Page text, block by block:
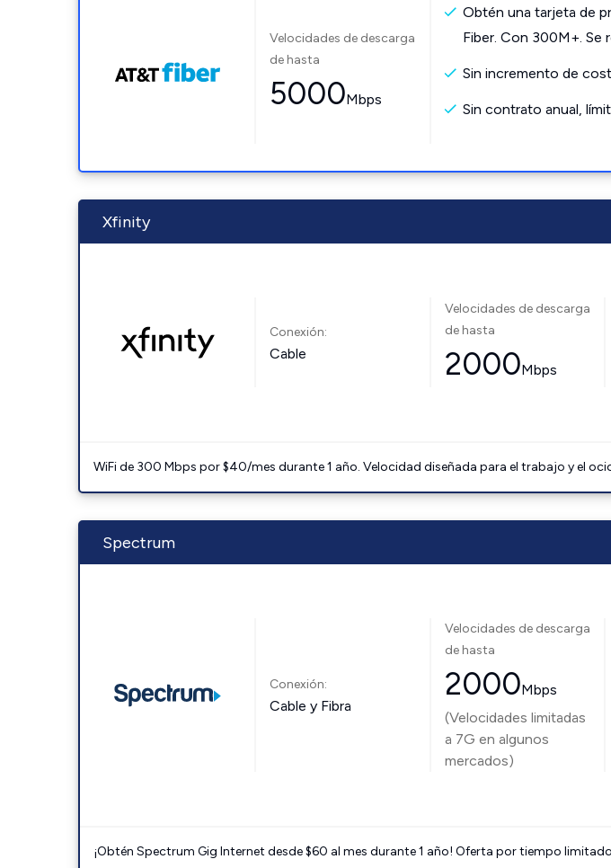
Velocidades de descarga
de hasta
5000Mbps
Obtén una tarjeta de
Fiber. Con 300M+. Se
Sin incremento de
Sin contrato anual,
Xfinity
Conexión:
Cable
Velocidades de descarga
de hasta
2000Mbps
WiFi de 300 Mbps por $40/mes durante 1 año. Velocidad diseñada para el trabajo y el
Spectrum
Conexión:
Cable y Fibra
Velocidades de descarga
de hasta
2000Mbps
(Velocidades limitadas
a 7G en algunos
mercados)
¡Obtén Spectrum Gig Internet desde $60 al mes durante 1 año! Oferta por tiempo